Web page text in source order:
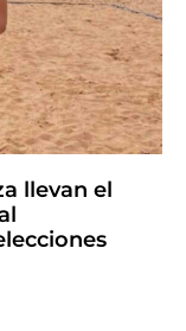
llevan el